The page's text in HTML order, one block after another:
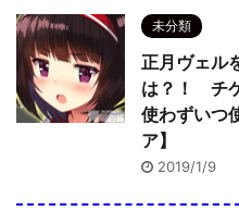
未分類
正月ヴェル
は？！ チ
使わずいつ
ア】
2019/1/9